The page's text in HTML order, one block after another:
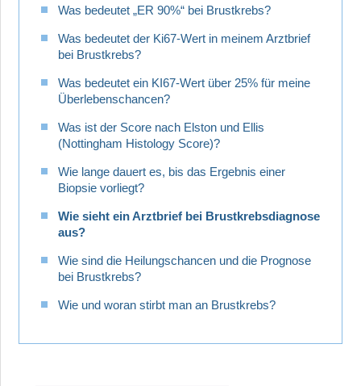
Was bedeutet „ER 90%“ bei Brustkrebs?
Was bedeutet der Ki67-Wert in meinem Arztbrief
bei Brustkrebs?
Was bedeutet ein KI67-Wert über 25% für meine
Überlebenschancen?
Was ist der Score nach Elston und Ellis
(Nottingham Histology Score)?
Wie lange dauert es, bis das Ergebnis einer
Biopsie vorliegt?
Wie sieht ein Arztbrief bei Brustkrebsdiagnose
aus?
Wie sind die Heilungschancen und die Prognose
bei Brustkrebs?
Wie und woran stirbt man an Brustkrebs?